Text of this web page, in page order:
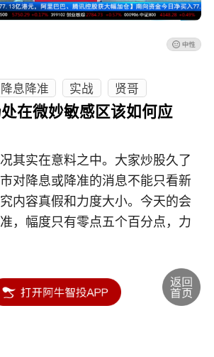
降息降准 实战
贤哥
在微妙敏感区该如何应
其实在意料之中。大家炒股久了
对降息或降准的消息不能只看新
内容真假和力度大小。今天的会
，幅度只有零点五个百分点，力